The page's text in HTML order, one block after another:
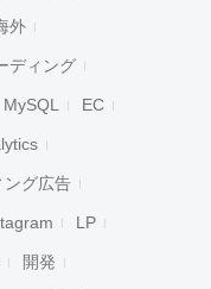
外
ディング
MySQL EC
ング広告
LP
開発